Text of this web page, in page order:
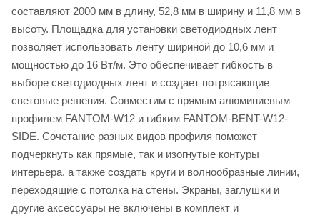
составляют 2000 мм в длину, 52,8 мм в ширину и 11,8 мм в
высоту. Площадка для установки светодиодных лент
позволяет использовать ленту шириной до 10,6 мм и
мощностью до 16 Вт/м. Это обеспечивает гибкость в
выборе светодиодных лент и создает потрясающие
световые решения. Совместим с прямым алюминиевым
профилем FANTOM-W12 и гибким FANTOM-BENT-W12-
SIDE. Сочетание разных видов профиля поможет
подчеркнуть как прямые, так и изогнутые контуры
интерьера, а также создать круги и волнообразные линии,
переходящие с потолка на стены. Экраны, заглушки и
другие аксессуары не включены в комплект и